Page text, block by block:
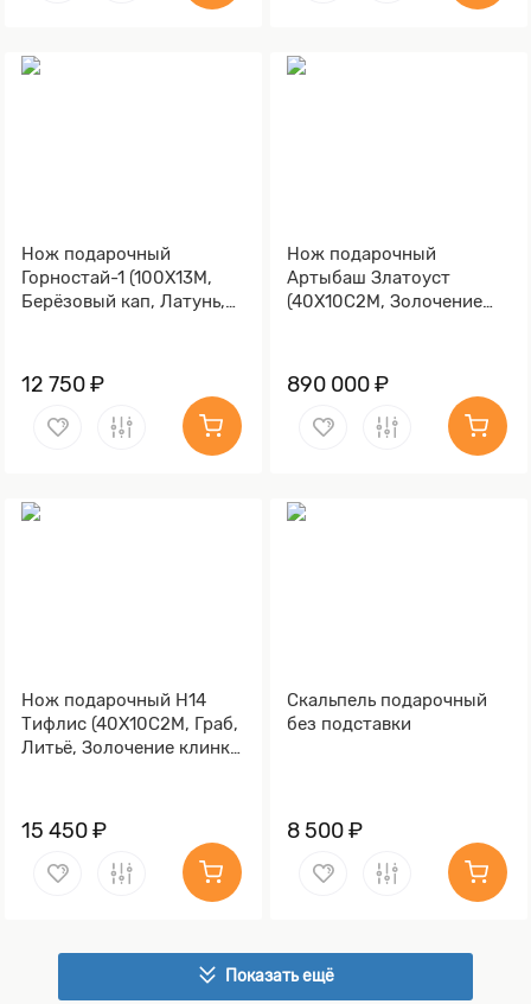
Нож подарочный
Горностай-1 (100Х13М,
Берёзовый кап, Латунь,
12 750 ₽
Нож подарочный
Артыбаш Златоуст
(40Х10С2М, Золочение
890 000 ₽
Нож подарочный Н14
Тифлис (40Х10С2М, Граб,
Литьё, Золочение клинка
15 450 ₽
Скальпель подарочный
без подставки
8 500 ₽
Показать ещё